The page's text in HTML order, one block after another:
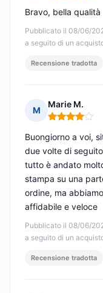
Pubblicato il 08/06/
a seguito di un
Bravo, bella qualità
Recensione tradotta
M
Marie M.
Nota: 4 su 5
Pubblicato il 08/06/
a seguito di un
Buongiorno a voi,
due volte di
tutto è andato
stampa su una
ordine, ma
affidabile e veloce
Recensione tradotta